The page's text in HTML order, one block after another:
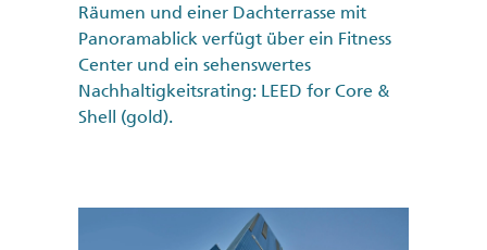
Räumen und einer Dachterrasse mit
Panoramablick verfügt über ein Fitness
Center und ein sehenswertes
Nachhaltigkeitsrating: LEED for Core &
Shell (gold).